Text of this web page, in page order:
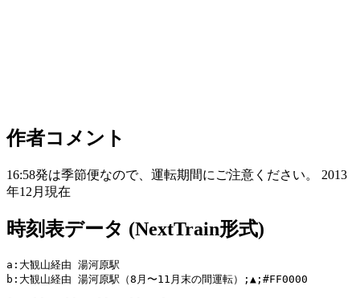
作者コメント
16:58発は季節便なので、運転期間にご注意ください。 2013
年12月現在
時刻表データ (NextTrain形式)
a:大観山経由 湯河原駅
b:大観山経由 湯河原駅（8月〜11月末の間運転）;▲;#FF0000